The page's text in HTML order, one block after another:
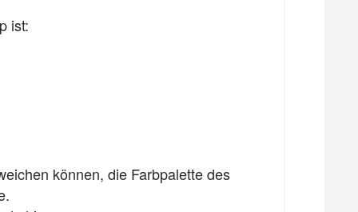
ist:
können, die Farbpalette des